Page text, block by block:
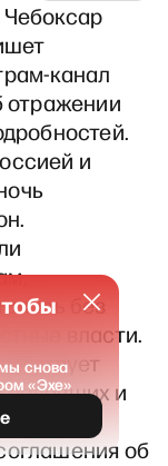
канал
отражении
и
без
власти.
и
об
снова
«Эхе»